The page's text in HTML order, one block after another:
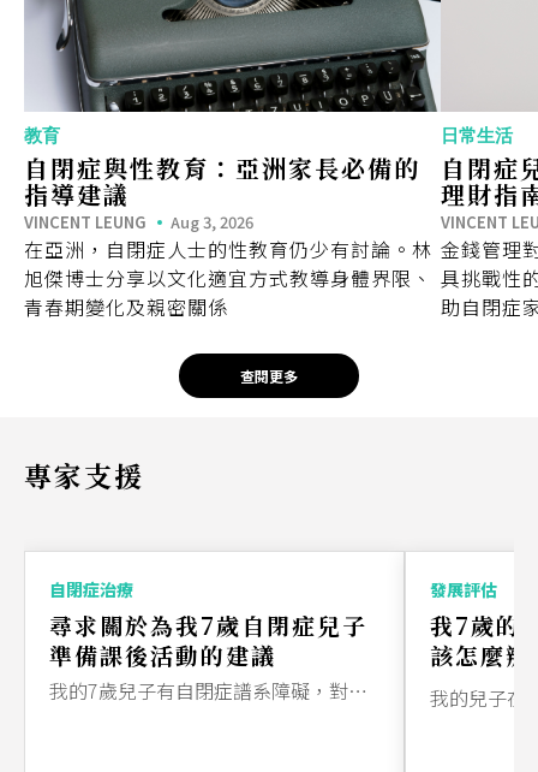
查閱更多
教育
自閉症與性教育：亞洲家長必備的
指導建議
VINCENT LEUNG Aug 3, 2026
在亞洲，自閉症人士的性教育仍少有討論。林
旭傑博士分享以文化適宜方式教導身體界限、
青春期變化及親密關係
日常生活
自閉症
理財指
VINCENT
金錢管理
具挑戰性
助自閉症
專家支援
自閉症治療
尋求關於為我7歲自閉症兒子
準備課後活動的建議
我的7歲兒子有自閉症譜系障礙，對於任何改變日常安排都會感到非常焦慮。他目前放學後回家，並遵循他平常的作息。我想讓他參加課後活動，比如游泳或美術課，但每次我提起這些，他都會大發脾氣。 我該如何幫助他適應這個新安排，並減少他的情緒崩潰？我應該採取哪些步驟？
發展評估
我7歲的
該怎麼辦